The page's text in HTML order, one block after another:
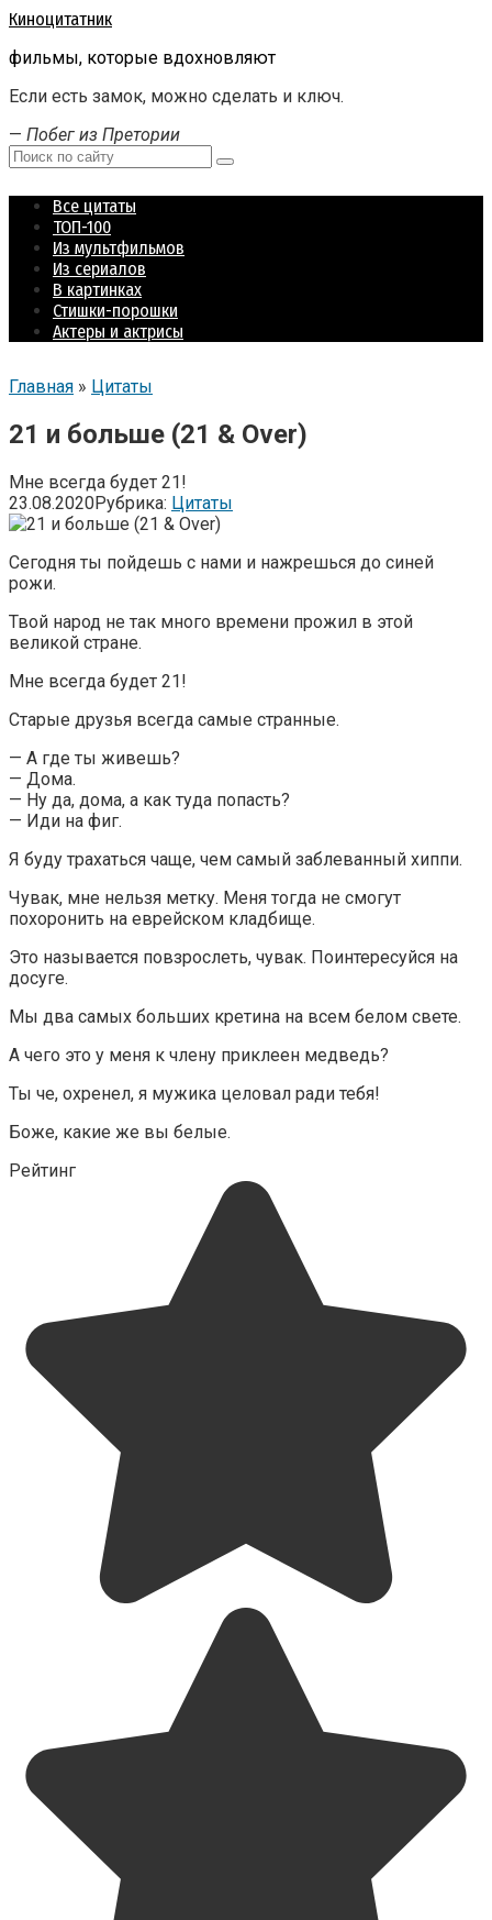
Перейти
контенту
Киноцитатник
фильмы, которые вдохновляют
Если есть замок, можно сделать и ключ.
— Побег из Претории
Поиск:
Все цитаты
ТОП-100
Из мультфильмов
Из сериалов
В картинках
Стишки-порошки
Актеры и актрисы
Главная » Цитаты
21 и больше (21 & Over)
Мне всегда будет 21!
23.08.2020Рубрика: Цитаты
Сегодня ты пойдешь с нами и нажрешься до синей
рожи.
Твой народ не так много времени прожил в этой
великой стране.
Мне всегда будет 21!
Старые друзья всегда самые странные.
— А где ты живешь?
— Дома.
— Ну да, дома, а как туда попасть?
— Иди на фиг.
Я буду трахаться чаще, чем самый заблеванный хиппи.
Чувак, мне нельзя метку. Меня тогда не смогут
похоронить на еврейском кладбище.
Это называется повзрослеть, чувак. Поинтересуйся на
досуге.
Мы два самых больших кретина на всем белом свете.
А чего это у меня к члену приклеен медведь?
Ты че, охренел, я мужика целовал ради тебя!
Боже, какие же вы белые.
Рейтинг